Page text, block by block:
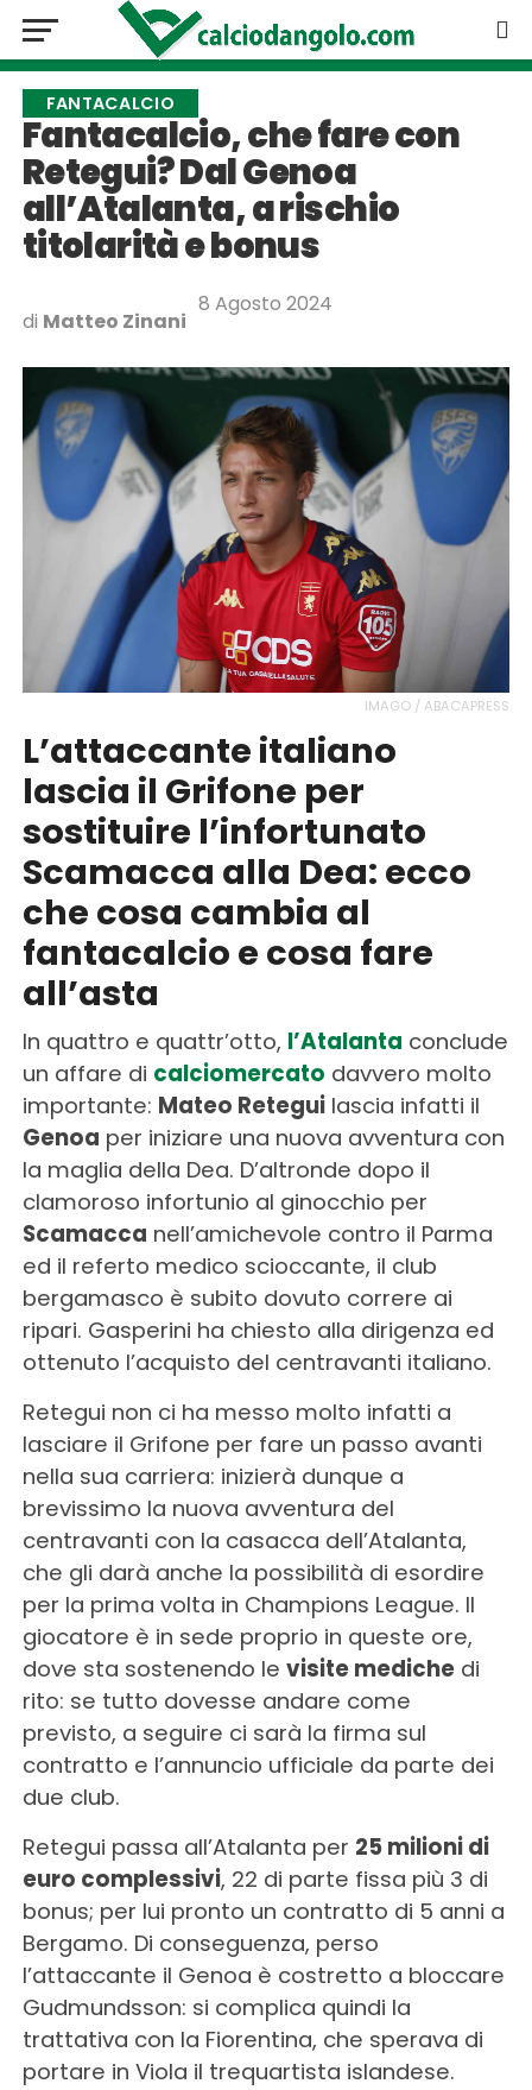
FANTACALCIO
Fantacalcio, che fare con
Retegui? Dal Genoa
all’Atalanta, a rischio
titolarità e bonus
di Matteo Zinani
8 Agosto 2024
IMAGO / ABACAPRESS
L’attaccante italiano
lascia il Grifone per
sostituire l’infortunato
Scamacca alla Dea: ecco
che cosa cambia al
fantacalcio e cosa fare
all’asta
In quattro e quattr’otto, l’Atalanta conclude
un affare di calciomercato davvero molto
importante: Mateo Reteguilascia infatti il
Genoa per iniziare una nuova avventura con
la maglia della Dea. D’altronde dopo il
clamoroso infortunio al ginocchio per
Scamacca nell’amichevole contro il Parma
ed il referto medico scioccante, il club
bergamasco è subito dovuto correre ai
ripari. Gasperini ha chiesto alla dirigenza ed
ottenuto l’acquisto del centravanti italiano.
Retegui non ci ha messo molto infatti a
lasciare il Grifone per fare un passo avanti
nella sua carriera: inizierà dunque a
brevissimo la nuova avventura del
centravanti con la casacca dell’Atalanta,
che gli darà anche la possibilità di esordire
per la prima volta in Champions League. Il
giocatore è in sede proprio in queste ore,
dove sta sostenendo le visite medichedi
rito: se tutto dovesse andare come
previsto, a seguire ci sarà la firma sul
contratto e l’annuncio ufficiale da parte dei
due club.
Retegui passa all’Atalanta per 25 milioni di
euro complessivi, 22 di parte fissa più 3 di
bonus; per lui pronto un contratto di 5 anni a
Bergamo. Di conseguenza, perso
l’attaccante il Genoa è costretto a bloccare
Gudmundsson: si complica quindi la
trattativa con la Fiorentina, che sperava di
portare in Viola il trequartista islandese.